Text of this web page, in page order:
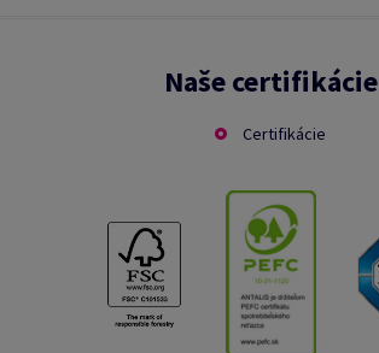
Naše certifikácie
Certifikácie